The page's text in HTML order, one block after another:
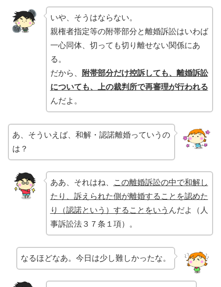
いや、そうはならない。
親権者指定等の附帯部分と離婚訴訟はいわば
一心同体、切っても切り離せない関係にあ
る。
だから、
附帯部分だけ控訴しても、離婚訴訟
についても、上の裁判所で再審理が行われる
んだよ。
あ、そういえば、和解・認諾離婚っていうの
は？
ああ、それはね、
この離婚訴訟の中で和解し
たり、訴えられた側が離婚することを認めた
り（認諾という）することをいう んだよ（人
事訴訟法３７条１項）。
なるほどなあ。今日は少し難しかったな。